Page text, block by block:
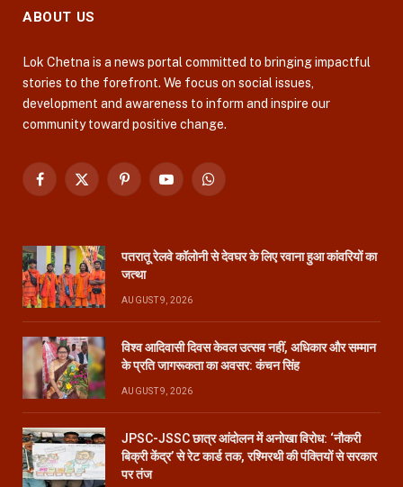
ABOUT US
Lok Chetna is a news portal committed to bringing impactful
stories to the forefront. We focus on social issues,
development and awareness to inform and inspire our
community toward positive change.
Facebook
X
PinterestYouTubeWhatsApp
पतरातू रेलवे कॉलोनी से देवघर के लिए रवाना हुआ कांवरियों का
जत्था
AUGUST 9, 2026
विश्व आदिवासी दिवस केवल उत्सव नहीं, अधिकार और सम्मान
के प्रति जागरूकता का अवसर: कंचन सिंह
AUGUST 9, 2026
JPSC-JSSC छात्र आंदोलन में अनोखा विरोध: ‘नौकरी
बिक्री केंद्र’ से रेट कार्ड तक, रश्मिरथी की पंक्तियों से सरकार
पर तंज